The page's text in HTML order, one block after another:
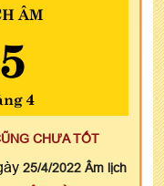
ÂM
4
CHƯA TỐT
25/4/2022 Âm lịch